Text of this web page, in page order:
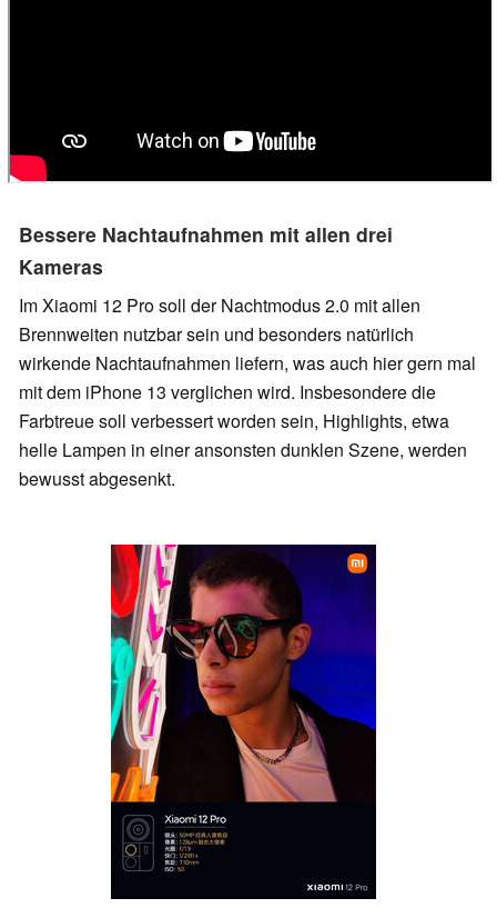
Bessere Nachtaufnahmen mit allen drei
Kameras
Im Xiaomi 12 Pro soll der Nachtmodus 2.0 mit allen
Brennweiten nutzbar sein und besonders natürlich
wirkende Nachtaufnahmen liefern, was auch hier gern mal
mit dem iPhone 13 verglichen wird. Insbesondere die
Farbtreue soll verbessert worden sein, Highlights, etwa
helle Lampen in einer ansonsten dunklen Szene, werden
bewusst abgesenkt.